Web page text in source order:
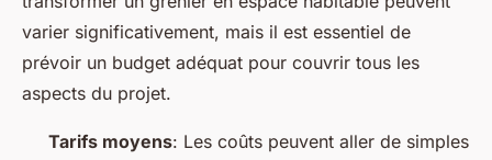
varier significativement, mais il est essentiel de
prévoir un budget adéquat pour couvrir tous les
aspects du projet.
Tarifs moyens: Les coûts peuvent aller de simples